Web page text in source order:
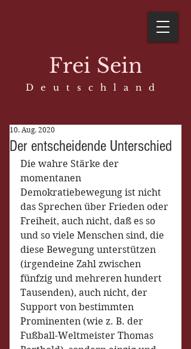
Frei Sein
D e u t s c h l a n d
Der entscheidende Unterschied
10. Aug. 2020
Die wahre Stärke der
momentanen
Demokratiebewegung ist nicht
das Sprechen über Frieden oder
Freiheit, auch nicht, daß es so
und so viele Menschen sind, die
diese Bewegung unterstützen
(irgendeine Zahl zwischen
fünfzig und mehreren hundert
Tausenden), auch nicht, der
Support von bestimmten
Prominenten (wie z. B. der
Fußball-Weltmeister Thomas